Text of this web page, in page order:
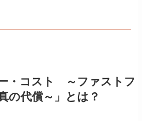
・コスト ～ファストフ
代償～」
とは？